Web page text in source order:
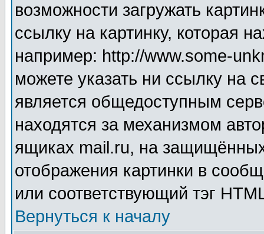
возможности загружать
ссылку на картинку, которая
например: http://www.some-
можете указать ни ссылку на
является общедоступным
находятся за механизмом
ящиках mail.ru, на
отображения картинки в
или соответствующий тэг
Вернуться к началу